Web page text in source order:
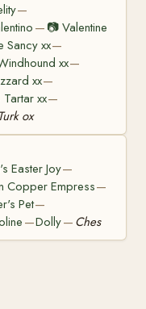
—
— 📷 Valentine
Sancy xx—
xx—
xx—
Tartar xx—
ox
Easter Joy—
Copper Empress—
Pet—
—Dolly— Ches